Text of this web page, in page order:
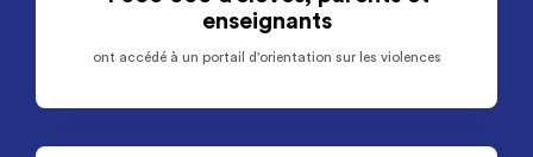
enseignants
ont accédé à un portail d'orientation sur les violences